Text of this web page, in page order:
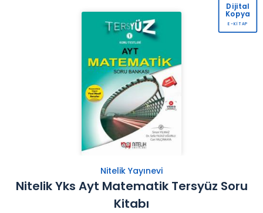
Nitelik Yayınevi
Nitelik Yks Ayt Matematik Tersyüz Soru
Kitabı
Dijital
Kopya
E-KİTAP